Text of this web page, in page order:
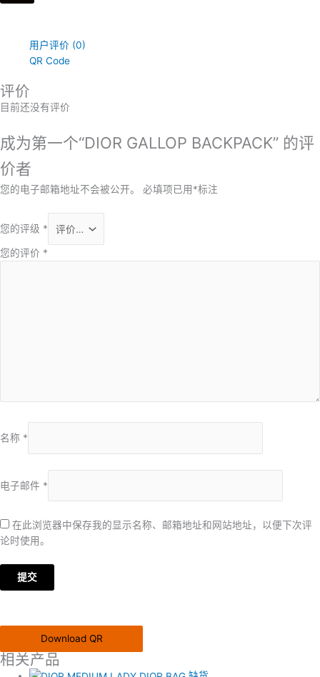
用户评价 (0)
QR Code
评价
目前还没有评价
成为第一个“DIOR GALLOP BACKPACK” 的评
价者
您的电子邮箱地址不会被公开。 必填项已用 *标注
您的评级 *
您的评价 *
名称 *
电子邮件 *
在此浏览器中保存我的显示名称、邮箱地址和网站地址，以便下次评
论时使用。
Download QR
相关产品